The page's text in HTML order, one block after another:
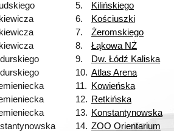
5. Kilińskiego
6. Kościuszki
7. Żeromskiego
8.
Łąkowa NŻ
9. Dw. Łódź Kaliska
10. Atlas Arena
11. Kowieńska
12. Retkińska
13. Konstantynowska
14. ZOO Orientarium